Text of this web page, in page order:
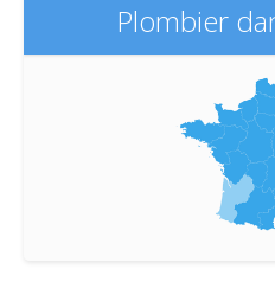
Plombier